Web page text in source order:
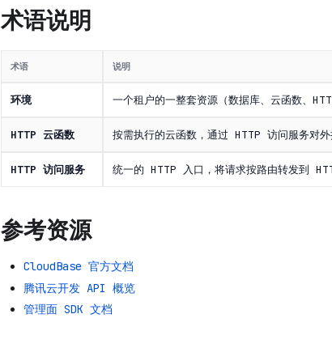
术语说明
术语 说明
环境 一个租户的一整套资源（数据库、云函数、
HTTP 云函数 按需执行的云函数，通过 HTTP 访问服务对
HTTP 访问服务 统一的 HTTP 入口，将请求按路由转发到
参考资源
CloudBase 官方文档
腾讯云开发 API 概览
管理面 SDK 文档